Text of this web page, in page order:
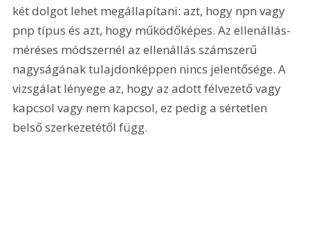
két dolgot lehet megállapítani: azt, hogy npn vagy
pnp típus és azt, hogy működőképes. Az ellenállás-
méréses módszernél az ellenállás számszerű
nagyságának tulajdonképpen nincs jelentősége. A
vizsgálat lényege az, hogy az adott félvezető vagy
kapcsol vagy nem kapcsol, ez pedig a sértetlen
belső szerkezetétől függ.